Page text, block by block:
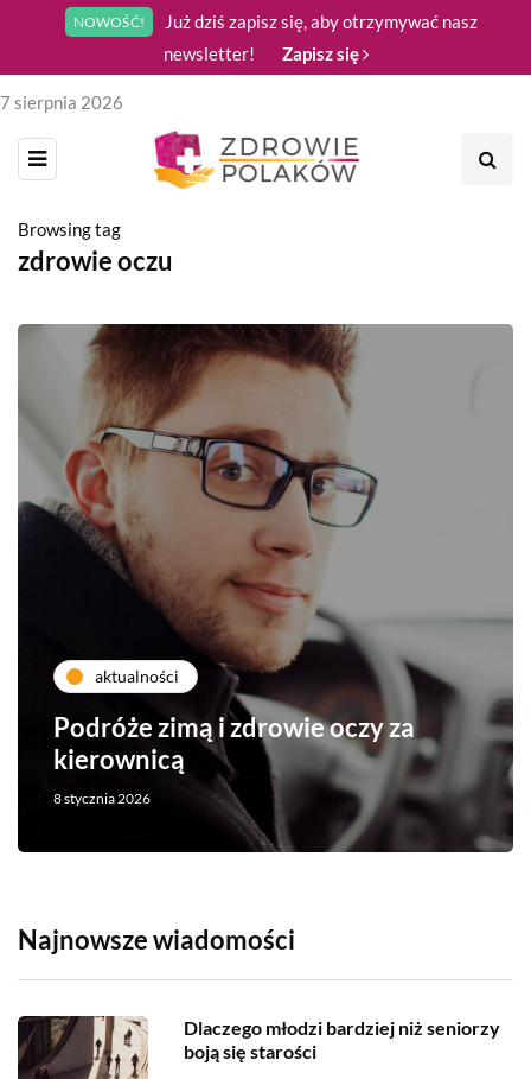
NOWOŚĆ!
Już dziś zapisz się, aby otrzymywać nasz
newsletter!
Zapisz się
7 sierpnia 2026
Browsing tag
zdrowie oczu
aktualności
Podróże zimą i zdrowie oczy za
kierownicą
8 stycznia 2026
Najnowsze wiadomości
Dlaczego młodzi bardziej niż seniorzy
boją się starości